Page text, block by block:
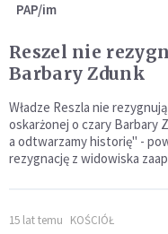
PAP/im
Reszel nie
Barbary Zdunk
Władze Reszla nie
oskarżonej o czary Barbary
a odtwarzamy historię" -
rezygnację z widowiska
15 lat temu KOŚCIÓŁ